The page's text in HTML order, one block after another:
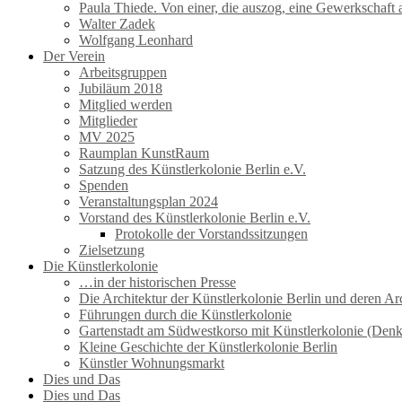
Paula Thiede. Von einer, die auszog, eine
Walter Zadek
Wolfgang Leonhard
Der Verein
Arbeitsgruppen
Jubiläum 2018
Mitglied werden
Mitglieder
MV 2025
Raumplan KunstRaum
Satzung des Künstlerkolonie Berlin e.V.
Spenden
Veranstaltungsplan 2024
Vorstand des Künstlerkolonie Berlin e.V.
Protokolle der Vorstandssitzungen
Zielsetzung
Die Künstlerkolonie
…in der historischen Presse
Die Architektur der Künstlerkolonie Berlin und deren
Führungen durch die Künstlerkolonie
Gartenstadt am Südwestkorso mit Künstlerkolonie
Kleine Geschichte der Künstlerkolonie Berlin
Künstler Wohnungsmarkt
Dies und Das
Dies und Das